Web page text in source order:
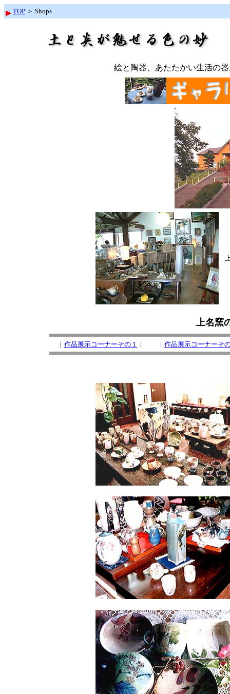
TOP ＞ Shops
絵と陶器、あたたかい生活の
上名窯
｜ 作品展示コーナーその１ ｜ ｜ 作品展示コーナーそ